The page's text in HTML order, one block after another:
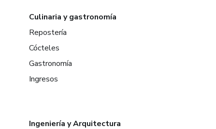
Culinaria y gastronomía
Repostería
Cócteles
Gastronomía
Ingresos
Ingeniería y Arquitectura